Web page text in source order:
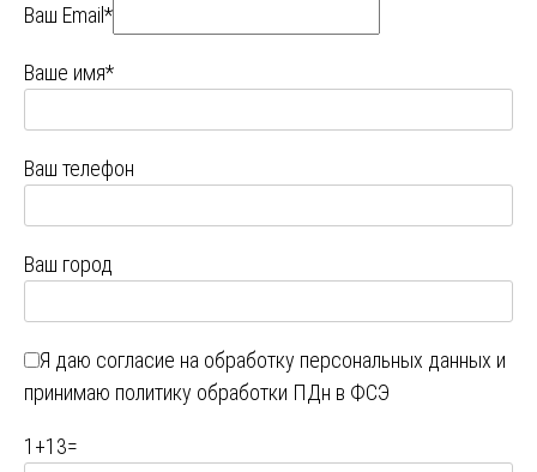
Ваш Email*
Ваше имя*
Ваш телефон
Ваш город
Я даю согласие на обработку персональных данных и
принимаю политику обработки ПДн в ФСЭ
1 +13=